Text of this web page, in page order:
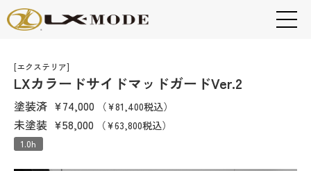
[エクステリア]
LXカラードサイドマッドガードVer.2
塗装済 ¥74,000 （¥81,400税込）
未塗装 ¥58,000 （¥63,800税込）
1.0h